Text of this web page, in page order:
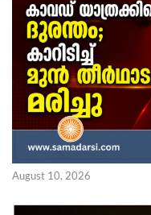
August 10, 2026